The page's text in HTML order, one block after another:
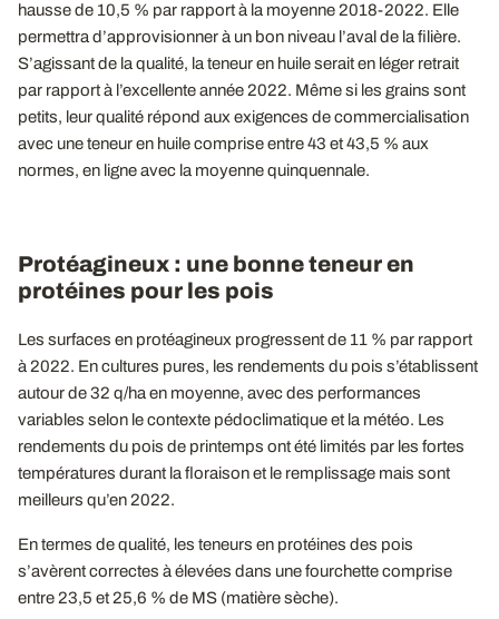
hausse de 10,5 % par rapport à la moyenne 2018-2022. Elle
permettra d’approvisionner à un bon niveau l’aval de la filière.
S’agissant de la qualité, la teneur en huile serait en léger retrait
par rapport à l’excellente année 2022. Même si les grains sont
petits, leur qualité répond aux exigences de commercialisation
avec une teneur en huile comprise entre 43 et 43,5 % aux
normes, en ligne avec la moyenne quinquennale.
Protéagineux : une bonne teneur en
protéines pour les pois
Les surfaces en protéagineux progressent de 11 % par rapport
à 2022. En cultures pures, les rendements du pois s’établissent
autour de 32 q/ha en moyenne, avec des performances
variables selon le contexte pédoclimatique et la météo. Les
rendements du pois de printemps ont été limités par les fortes
températures durant la floraison et le remplissage mais sont
meilleurs qu’en 2022.
En termes de qualité, les teneurs en protéines des pois
s’avèrent correctes à élevées dans une fourchette comprise
entre 23,5 et 25,6 % de MS (matière sèche).